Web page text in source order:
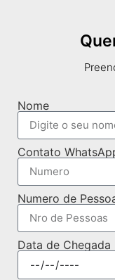
Nome
Contato
Numero de
Data de Chegada